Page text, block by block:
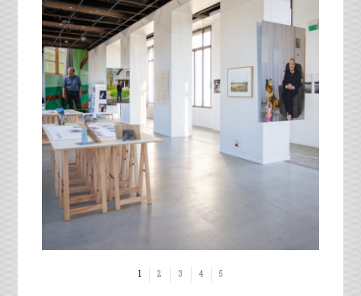
1 2 3 4 5